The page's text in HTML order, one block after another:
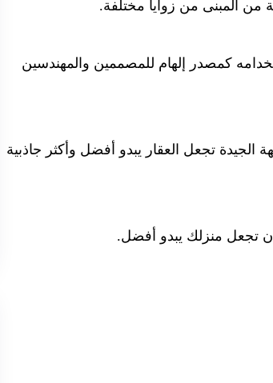
من المبنى من زوايا مختلفة.
كمصدر إلهام للمصممين والمهندسين
تجعل العقار يبدو أفضل وأكثر جاذبية
أن تجعل منزلك يبدو أفضل.